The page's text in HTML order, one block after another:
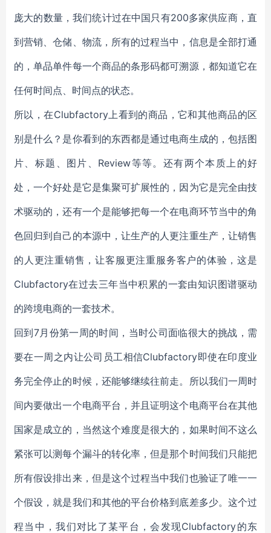
庞大的数量，我们统计过在中国只有200多家供应商，直
到营销、仓储、物流，所有的过程当中，信息是全部打通
的，单品单件每一个商品的条形码都可溯源，都知道它在
任何时间点、时间点的状态。
所以，在Clubfactory上看到的商品，它和其他商品的区
别是什么？是你看到的东西都是通过电商生成的，包括图
片、标题、图片、Review等等。还有两个本质上的好
处，一个好处是它是集聚可扩展性的，因为它是完全由技
术驱动的，还有一个是能够把每一个在电商环节当中的角
色回归到自己的本源中，让生产的人更注重生产，让销售
的人更注重销售，让客服更注重服务客户的体验，这是
Clubfactory在过去三年当中积累的一套由知识图谱驱动
的跨境电商的一套技术。
回到7月份第一周的时间，当时公司面临很大的挑战，需
要在一周之内让公司员工相信Clubfactory即使在印度业
务完全停止的时候，还能够继续往前走。所以我们一周时
间内要做出一个电商平台，并且证明这个电商平台在其他
国家是成立的，当然这个难度是很大的，如果时间不这么
紧张可以测每个漏斗的转化率，但是那个时间我们只能把
所有假设排出来，但是这个过程当中我们也验证了唯一一
个假设，就是我们和其他的平台价格到底差多少。这个过
程当中，我们对比了某平台，会发现Clubfactory的东